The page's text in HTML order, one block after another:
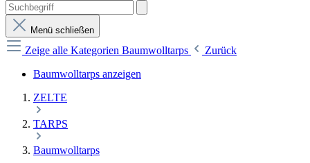
Menü schließen
Zeige alle Kategorien Baumwolltarps
Zurück
Baumwolltarps anzeigen
ZELTE
TARPS
Baumwolltarps